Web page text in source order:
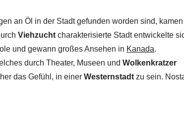
an Öl in der Stadt gefunden worden sind,
Viehzuchtcharakterisierte Stadt entwickelte
und gewann großes Ansehen in Kanada.
durch Theater, Museen undWolkenkratzer
das Gefühl, in einerWesternstadtzu sein.